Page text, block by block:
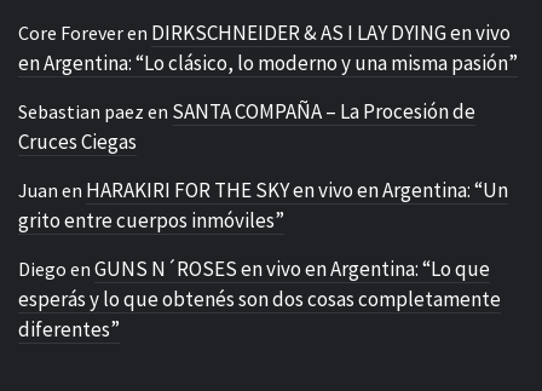
Core Foreveren DIRKSCHNEIDER & AS I LAY DYING en vivo
en Argentina: “Lo clásico, lo moderno y una misma pasión”
Sebastian paez en SANTA COMPAÑA – La Procesión de
Cruces Ciegas
Juan en HARAKIRI FOR THE SKY en vivo en Argentina: “Un
grito entre cuerpos inmóviles”
Diego en GUNS N´ROSES en vivo en Argentina: “Lo que
esperás y lo que obtenés son dos cosas completamente
diferentes”